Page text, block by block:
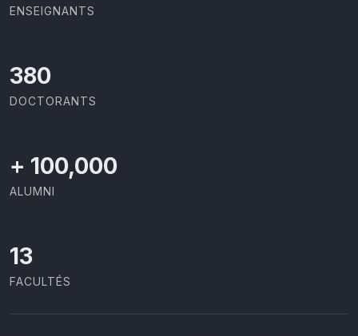
ENSEIGNANTS
391
DOCTORANTS
+ 100,000
ALUMNI
13
FACULTÉS